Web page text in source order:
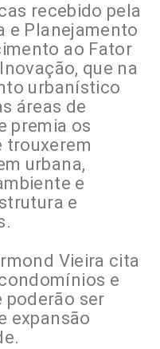
recebido pela
e Planejamento
ao Fator
que na
urbanístico
áreas de
premia os
trouxerem
urbana,
e
e
Vieira cita
e
poderão ser
expansão